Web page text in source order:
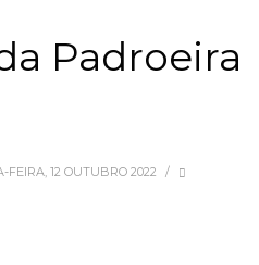
Padroeira
FEIRA, 12 OUTUBRO 2022
/